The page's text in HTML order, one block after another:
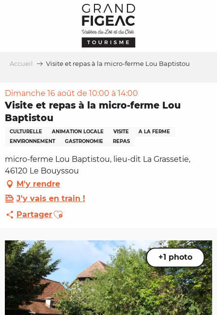
Accueil Visite et repas à la micro-ferme Lou Baptistou
Dimanche 16 août de 10:00 à 14:00
Visite et repas à la micro-ferme Lou
Baptistou
CULTURELLE ANIMATION LOCALE VISITE
A LA FERME
ENVIRONNEMENT
GASTRONOMIE REPAS
micro-ferme Lou Baptistou, lieu-dit La Grassetie,
46120 Le Bouyssou
M'y rendre
J'y vais en train !
PartagerAjouter aux favoris
+1 photo